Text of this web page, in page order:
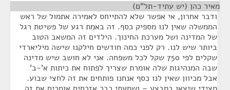
מאיר כהן (יש עתיד-תל"ם)
ודבר אחרון, אי אפשר שלא להתייחס לאמירה אתמול של ראש
הממשלה שאין לנו מספיק כסף. זה באמת רגע של פשיטת רגל
של המדינה ושל מערכת החינוך. הילדים זה המשאב הטוב
ביותר שיש לנו. רק לפני כמה חודשים חילקנו שישה מיליארדי
שקלים לפי 750 שקל לכל משפחה. אני לא חושב שיש מדינה
שבה המנהיגות שלה אומרת שצריך לפתוח את כיתות א'-ב'
אבל מכיוון שאין לנו כסף אנחנו פותחים את זה לחצי שבוע.